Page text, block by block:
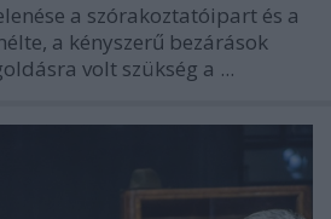
a szórakoztatóipart és a
a kényszerű bezárások
volt szükség a ...